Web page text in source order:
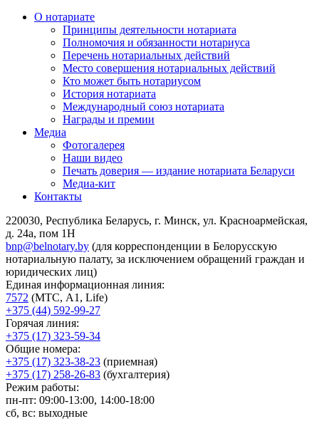
О нотариате
Принципы деятельности нотариата
Полномочия и обязанности нотариуса
Перечень нотариальных действий
Место совершения нотариальных действий
Кто может быть нотариусом
История нотариата
Международный союз нотариата
Награды и премии
Медиа
Фотогалерея
Наши видео
Печать доверия — издание нотариата Беларуси
Медиа-кит
Контакты
220030, Республика Беларусь, г. Минск, ул. Красноармейская,
д. 24а, пом 1Н
bnp@belnotary.by (для корреспонденции в Белорусскую
нотариальную палату, за исключением обращений граждан и
юридических лиц)
Единая информационная линия:
7572 (МТС, A1, Life)
+375 (44) 592-99-27
Горячая линия:
+375 (17) 323-59-34
Общие номера:
+375 (17) 323-38-23 (приемная)
+375 (17) 258-26-83 (бухгалтерия)
Режим работы:
пн-пт: 09:00-13:00, 14:00-18:00
сб, вс: выходные